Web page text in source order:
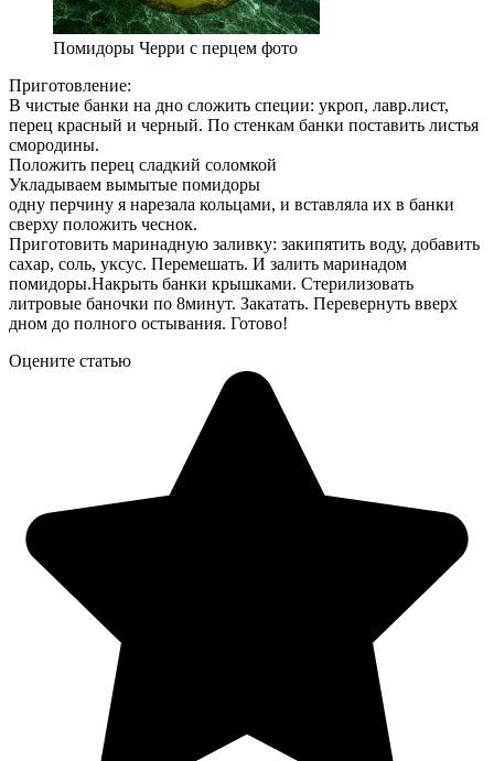
Помидоры Черри с перцем фото
Приготовление:
В чистые банки на дно сложить специи: укроп, лавр.лист,
перец красный и черный. По стенкам банки поставить листья
смородины.
Положить перец сладкий соломкой
Укладываем вымытые помидоры
одну перчину я нарезала кольцами, и вставляла их в банки
сверху положить чеснок.
Приготовить маринадную заливку: закипятить воду, добавить
сахар, соль, уксус. Перемешать. И залить маринадом
помидоры.Накрыть банки крышками. Стерилизовать
литровые баночки по 8минут. Закатать. Перевернуть вверх
дном до полного остывания. Готово!
Оцените статью